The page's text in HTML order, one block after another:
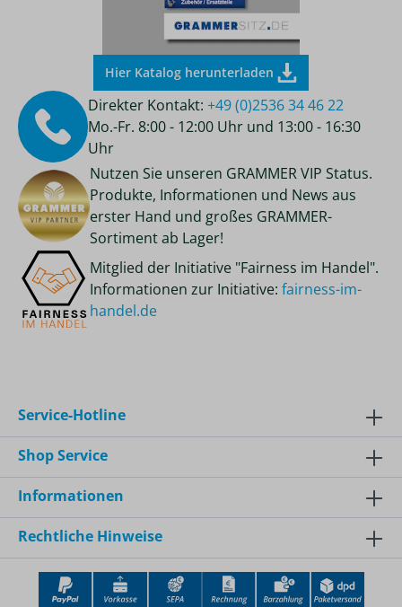
Hier Katalog herunterladen
Direkter Kontakt:+49 (0)2536 34 46 22
Mo.-Fr. 8:00 - 12:00 Uhr und 13:00 - 16:30
Uhr
Nutzen Sie unseren GRAMMER VIP Status.
Produkte, Informationen und News aus
erster Hand und großes GRAMMER-
Sortiment ab Lager!
Mitglied der Initiative "Fairness im Handel".
Informationen zur Initiative: fairness-im-
handel.de
Service-Hotline
Shop Service
Informationen
Rechtliche Hinweise